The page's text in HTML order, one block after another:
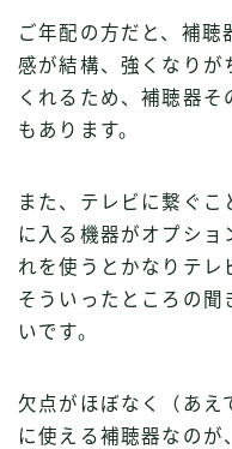
ご年配の方だと、補聴
感が結構、強くなりが
くれるため、補聴器
もあります。
また、テレビに繋ぐ
に入る機器がオプショ
れを使うとかなりテレ
そういったところの聞
いです。
欠点がほぼなく（あえ
に使える補聴器なのが